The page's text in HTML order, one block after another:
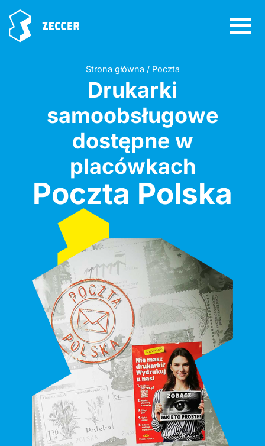
Strona główna / Poczta
Drukarki
samoobsługowe
dostępne w
placówkach
Poczta Polska